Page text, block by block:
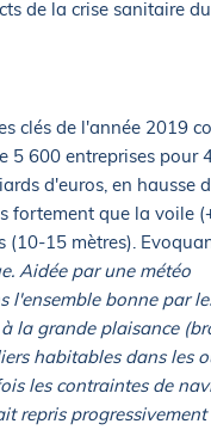
de la crise sanitaire
clés de l'année 2019
5 600 entreprises pour
d'euros, en hausse
fortement que la voile
15 mètres).
Aidée par une météo
l'ensemble bonne par
la grande plaisance
habitables dans les
les contraintes de
repris progressivement